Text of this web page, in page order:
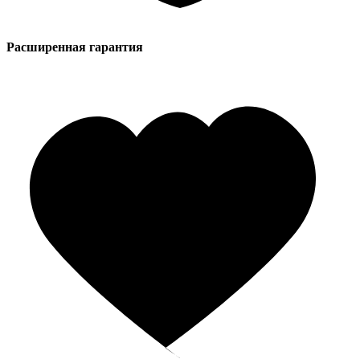
Расширенная гарантия